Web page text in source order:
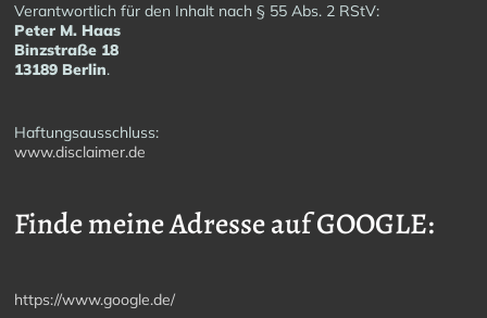
Verantwortlich für den Inhalt nach § 55 Abs. 2 RStV:
Peter M. Haas
Binzstraße 18
13189 Berlin.
Haftungsausschluss:
www.disclaimer.de
Finde meine Adresse auf GOOGLE:
https://www.google.de/